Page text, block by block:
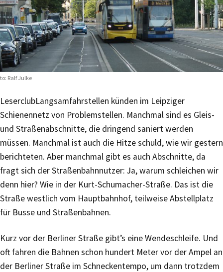
Ralf Julke
LeserclubLangsamfahrstellen künden im Leipziger
Schienennetz von Problemstellen. Manchmal sind es Gleis-
und Straßenabschnitte, die dringend saniert werden
müssen. Manchmal ist auch die Hitze schuld, wie wir gestern
berichteten. Aber manchmal gibt es auch Abschnitte, da
fragt sich der Straßenbahnnutzer: Ja, warum schleichen wir
denn hier? Wie in der Kurt-Schumacher-Straße. Das ist die
Straße westlich vom Hauptbahnhof, teilweise Abstellplatz
für Busse und Straßenbahnen.
Kurz vor der Berliner Straße gibt’s eine Wendeschleife. Und
oft fahren die Bahnen schon hundert Meter vor der Ampel an
der Berliner Straße im Schneckentempo, um dann trotzdem